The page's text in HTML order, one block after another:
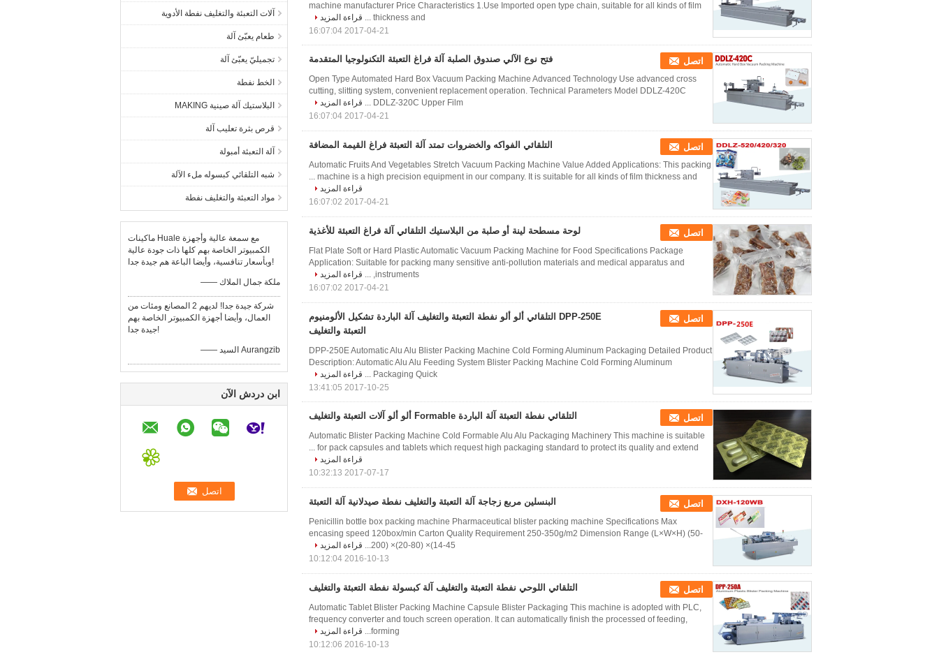
آلات التعبئة والتغليف نفطة الأدوية
طعام يعبّئ آلة
تجميليّ يعبّئ آلة
الخط نفطة
البلاستيك آلة صينية MAKING
قرص بثرة تعليب آلة
آلة التعبئة أمبولة
شبه التلقائي كبسوله ملء الآلة
مواد التعبئة والتغليف نفطة
ماكينات Huale مع سمعة عالية وأجهزة
الكمبيوتر الخاصة بهم كلها ذات جودة عالية
وبأسعار تنافسية، وأيضا الباعة هم جيدة جدا!
—— ملكة جمال الملاك
شركة جيدة جدا! لديهم 2 المصانع ومئات من
العمال، وأيضا أجهزة الكمبيوتر الخاصة بهم
جيدة جدا!
—— السيد Aurangzib
ابن دردش الآن
machine manufacturer Price Characteristics 1.Use Imported open type chain, suitable for all kinds of film
thickness and ...
قراءة المزيد
2017-04-21 16:07:04
فتح نوع الآلي صندوق الصلبة آلة فراغ التعبئة التكنولوجيا المتقدمة اتصل
Open Type Automated Hard Box Vacuum Packing Machine Advanced Technology Use advanced cross
cutting, slitting system, convenient replacement operation. Technical Parameters Model DDLZ-420C
DDLZ-320C Upper Film ...
قراءة المزيد
2017-04-21 16:07:04
التلقائي الفواكه والخضروات تمتد آلة التعبئة فراغ القيمة المضافة اتصل
Automatic Fruits And Vegetables Stretch Vacuum Packing Machine Value Added Applications: This packing
machine is a high precision equipment in our company. It is suitable for all kinds of film thickness and ...
قراءة المزيد
2017-04-21 16:07:02
لوحة مسطحة لينة أو صلبة من البلاستيك التلقائي آلة فراغ التعبئة للأغذية اتصل
Flat Plate Soft or Hard Plastic Automatic Vacuum Packing Machine for Food Specifications Package
Application: Suitable for packing many sensitive anti-pollution materials and medical apparatus and
instruments, ...
قراءة المزيد
2017-04-21 16:07:02
DPP-250E التلقائي ألو ألو نفطة التعبئة والتغليف آلة الباردة تشكيل الألومنيوم
التعبئة والتغليف
اتصل
DPP-250E Automatic Alu Alu Blister Packing Machine Cold Forming Aluminum Packaging Detailed Product
Description: Automatic Alu Alu Feeding System Blister Packing Machine Cold Forming Aluminum
Packaging Quick ...
قراءة المزيد
2017-10-25 13:41:05
التلقائي نفطة التعبئة آلة الباردة Formable ألو ألو آلات التعبئة والتغليف اتصل
Automatic Blister Packing Machine Cold Formable Alu Alu Packaging Machinery This machine is suitable
for pack capsules and tablets which request high packaging standard to protect its quality and extend ...
قراءة المزيد
2017-07-17 10:32:13
البنسلين مربع زجاجة آلة التعبئة والتغليف نفطة صيدلانية آلة التعبئة اتصل
Penicillin bottle box packing machine Pharmaceutical blister packing machine Specifications Max
encasing speed 120box/min Carton Quality Requirement 250-350g/m2 Dimension Range (L×W×H) (50-
200) ×(20-80) ×(14-45...
قراءة المزيد
2016-10-13 10:12:04
التلقائي اللوحي نفطة التعبئة والتغليف آلة كبسولة نفطة التعبئة والتغليف اتصل
Automatic Tablet Blister Packing Machine Capsule Blister Packaging This machine is adopted with PLC,
frequency converter and touch screen operation. It can automatically finish the processed of feeding,
forming...
قراءة المزيد
2016-10-13 10:12:06